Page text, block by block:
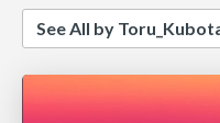
See All by